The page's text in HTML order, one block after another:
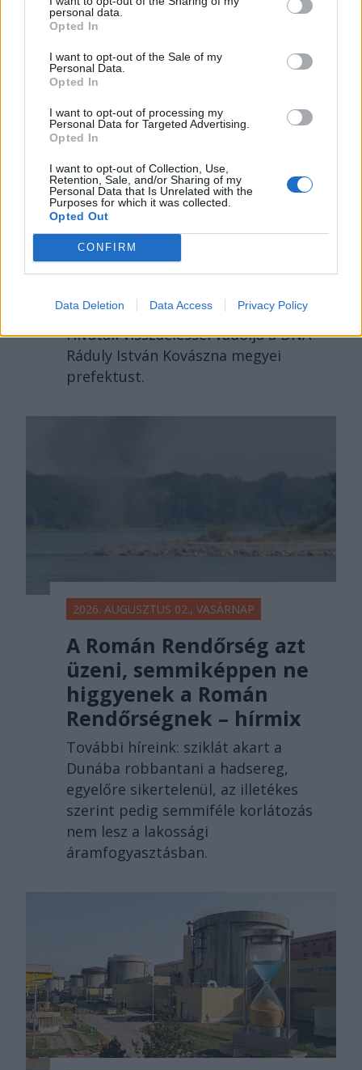
personal data.
Opted In
I want to opt-out of the Sale of my
Personal Data.
Opted In
I want to opt-out of processing my
Personal Data for Targeted Advertising.
Opted In
I want to opt-out of Collection, Use,
Retention, Sale, and/or Sharing of my
Personal Data that Is Unrelated with the
Purposes for which it was collected.
Opted Out
CONFIRM
Data Deletion Data Access Privacy Policy
2026. AUGUSZTUS 03., HÉTFŐ
Az EU-s országok közül
Romániában drágult
leginkább a gázolaj –
hírmix
Önkéntes villamosenergia-
kormány a nagyvállalatoktól.
Hivatali visszaéléssel vádolja a DNA
Ráduly István Kovászna megyei
prefektust.
2026. AUGUSZTUS 02., VASÁRNAP
A Román Rendőrség azt
üzeni, semmiképpen ne
higgyenek a Román
Rendőrségnek – hírmix
További híreink: sziklát akart a
Dunába robbantani a hadsereg,
egyelőre sikertelenül, az illetékes
szerint pedig semmiféle korlátozás
nem lesz a lakossági
áramfogyasztásban.